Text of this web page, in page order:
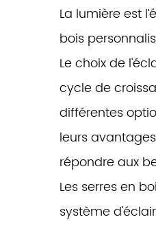
La lumière est
bois
Le choix de
cycle de
différentes
leurs
répondre aux
Les serres en
système